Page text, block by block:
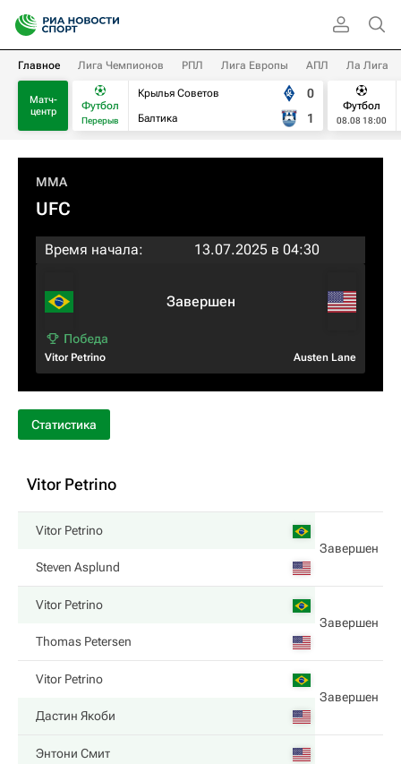
Главное Лига Чемпионов РПЛ Лига Европы АПЛ Ла Лига
Матч-
центр
Футбол
Перерыв
Крылья Советов
Балтика
0
1
Футбол
08.08 18:00
MMA
UFC
Время начала: 13.07.2025 в 04:30
Vitor Petrino
Завершен
Austen Lane
Статистика
Vitor Petrino
Vitor Petrino
Завершен
Steven Asplund
Vitor Petrino
Завершен
Thomas Petersen
Vitor Petrino
Завершен
Дастин Якоби
Энтони Смит